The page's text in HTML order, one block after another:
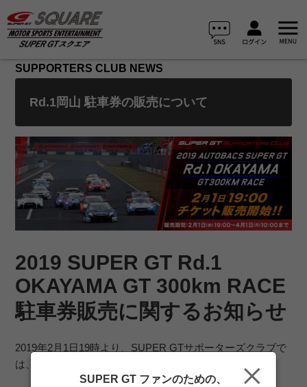
SUPPORTERS CLUB NEWS
Rd.1岡山 駐車券の販売について
2019 SUPER GT Rd.1
OKAYAMA GT 300km RACE
駐車券販売に関するお知らせ
2019年2月1日19時より、SUPER GTサポーターズクラブで
は、Rd.1岡山のチケット販売を開始いたします。
SUPER GT ファンのための、